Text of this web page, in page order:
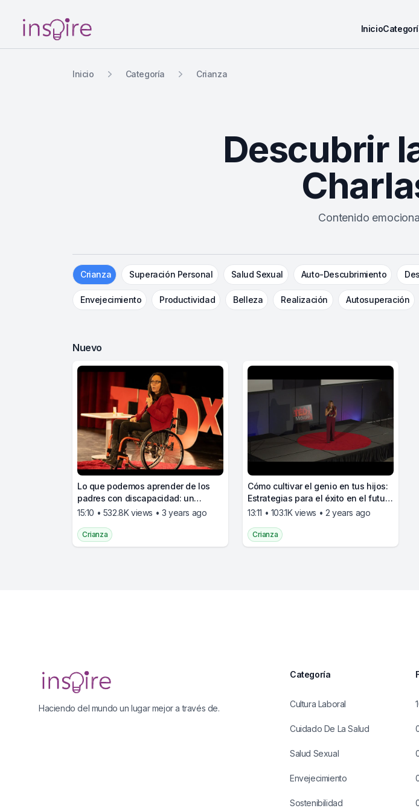
Your Company
Inicio
Inicio Categoría Crianza
Descubrir
Contenido
Crianza Superación Personal Salud Sexual Auto-Descubrimiento
Envejecimiento Productividad Belleza Realización Autosuperación
Nuevo
Lo que podemos aprender de los
padres con discapacidad: un
enfoque centrado en soluciones
15:10 • 532.8K views • 3 years ago
Crianza
Cómo cultivar el genio en tus hijos:
Estrategias para el éxito en el futuro
del trabajo
13:11 • 103.1K views • 2 years ago
Crianza
Haciendo del mundo un lugar mejor a través de.
Categoría
Cultura Laboral
Cuidado De La Salud
Salud Sexual
Envejecimiento
Sostenibilidad